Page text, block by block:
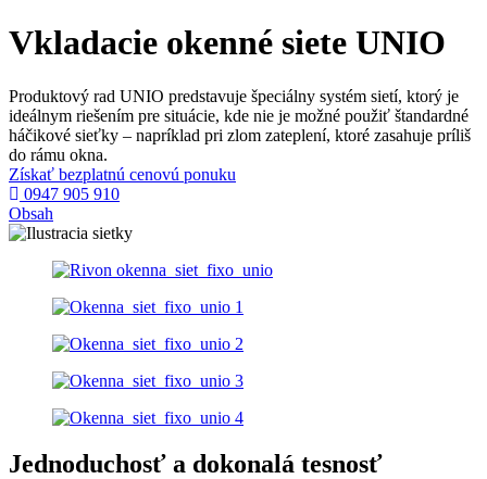
Vkladacie okenné siete UNIO
Produktový rad UNIO predstavuje špeciálny systém sietí, ktorý je
ideálnym riešením pre situácie, kde nie je možné použiť štandardné
háčikové sieťky – napríklad pri zlom zateplení, ktoré zasahuje príliš
do rámu okna.
Získať bezplatnú cenovú ponuku
0947 905 910
Obsah
Jednoduchosť a dokonalá tesnosť